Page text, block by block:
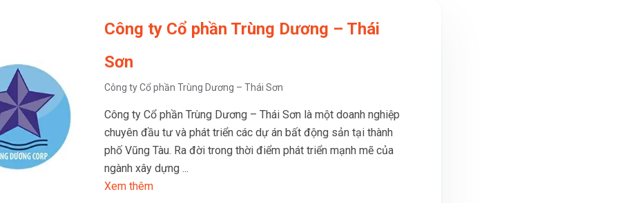
Công ty Cổ phần Trùng Dương – Thái
Sơn
Công ty Cổ phần Trùng Dương – Thái Sơn
Công ty Cổ phần Trùng Dương – Thái Sơn là một doanh nghiệp
chuyên đầu tư và phát triển các dự án bất động sản tại thành
phố Vũng Tàu. Ra đời trong thời điểm phát triển mạnh mẽ của
ngành xây dựng ...
Xem thêm